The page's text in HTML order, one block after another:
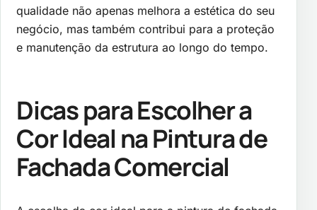
qualidade não apenas melhora a estética do seu
negócio, mas também contribui para a proteção
e manutenção da estrutura ao longo do tempo.
Dicas para Escolher a
Cor Ideal na Pintura de
Fachada Comercial